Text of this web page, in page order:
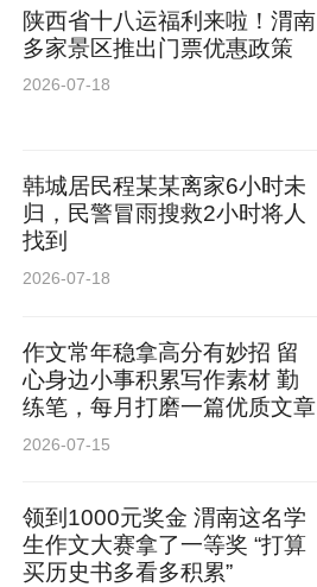
陕西省十八运福利来啦！渭南
多家景区推出门票优惠政策
2026-07-18
韩城居民程某某离家6小时未
归，民警冒雨搜救2小时将人
找到
2026-07-18
作文常年稳拿高分有妙招 留
心身边小事积累写作素材 勤
练笔，每月打磨一篇优质文章
2026-07-15
领到1000元奖金 渭南这名学
生作文大赛拿了一等奖 “打算
买历史书多看多积累”